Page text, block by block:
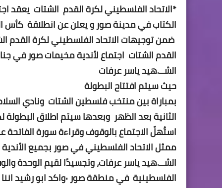
*الاتحاد الفلسطيني لكرة القدم الشتات
الكتاب في مدينة صور و يعلن عن انطلاقة كأس
ضمن توجيهات الاتحاد الفلسطيني لكرة
القدم الشتات اجتماع لأندية مخيمات صور في
الشــ.هيد ياسر عرفات
حيث سيتم افتتاح البطولة
الثانية بعد الظهر وبعدها سيتم اطلاق البطولة
استُهلّ الاجتماع بالوقوف وقراءة سورة
ممثل الاتحاد الفلسطيني في صور بجميع
الشــ.هيد ياسر عرفات، وتجسيدًا لقيم الوحدة
الفلسطينية في منطقة صور ٠واكد ابو رشيد اننا سنخوض البطولة حسب نظام وقانون الاتحاد.